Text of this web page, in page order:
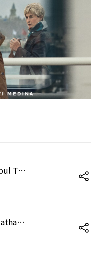
Kişisel İstanbul Tarihi
Salaşlık İmalathanesi